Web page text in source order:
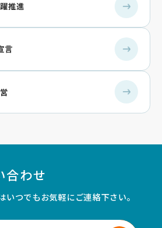
推進
言
合わせ
いつでもお気軽にご連絡下さい。